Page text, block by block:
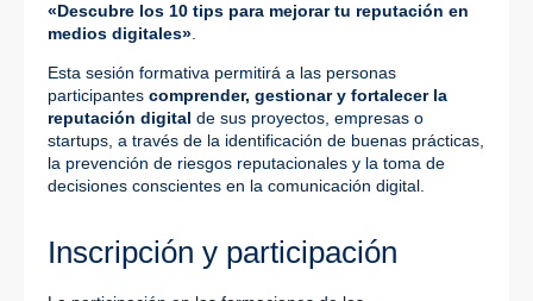
«Descubre los 10 tips para mejorar tu reputación en
medios digitales»
Esta sesión formativa permitirá a las personas
participantes comprender, gestionar y fortalecer la
reputación digital de sus proyectos, empresas o
startups, a través de la identificación de buenas prácticas,
la prevención de riesgos reputacionales y la toma de
decisiones conscientes en la comunicación digital.
Inscripción y participación